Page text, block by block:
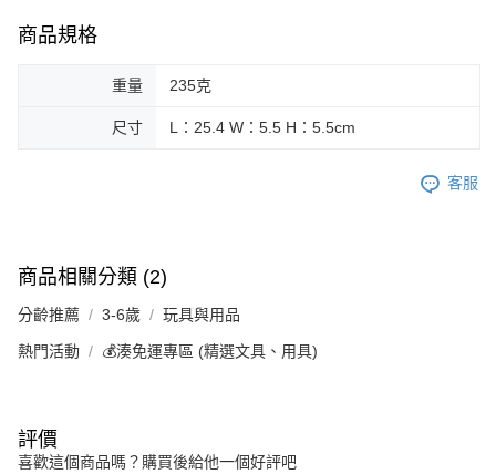
商品規格
重量 235克
尺寸 L：25.4 W：5.5 H：5.5cm
客服
商品相關分類 (2)
分齡推薦 3-6歲 玩具與用品
熱門活動 💰湊免運專區 (精選文具、用具)
評價
喜歡這個商品嗎？購買後給他一個好評吧